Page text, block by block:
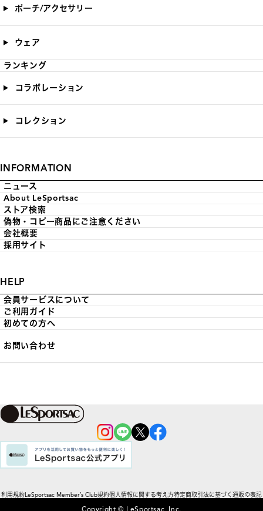
ポーチ/アクセサリー
ウェア
ランキング
コラボレーション
コレクション
INFORMATION
ニュース
About LeSportsac
ストア検索
偽物・コピー商品にご注意ください
会社概要
採用サイト
HELP
会員サービスについて
ご利用ガイド
初めての方へ
お問い合わせ
利用規約LeSportsac Member’s Club規約個人情報に関する考え方特定商取引法に基づく通販の表記
Copyright © LeSportsac, Inc.